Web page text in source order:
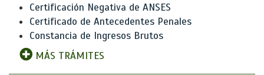
Certificación Negativa de ANSES
Certificado de Antecedentes Penales
Constancia de Ingresos Brutos
MÁS TRÁMITES